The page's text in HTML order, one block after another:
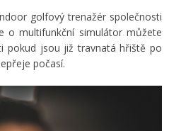
golfový trenažér společnosti
o multifunkční simulátor můžete
pokud jsou již travnatá hřiště po
počasí.